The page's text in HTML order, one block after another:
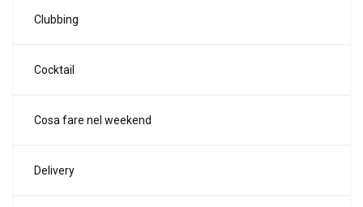
Clubbing
Cocktail
Cosa fare nel weekend
Delivery